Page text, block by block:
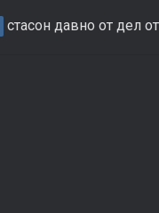
стасон давно от дел